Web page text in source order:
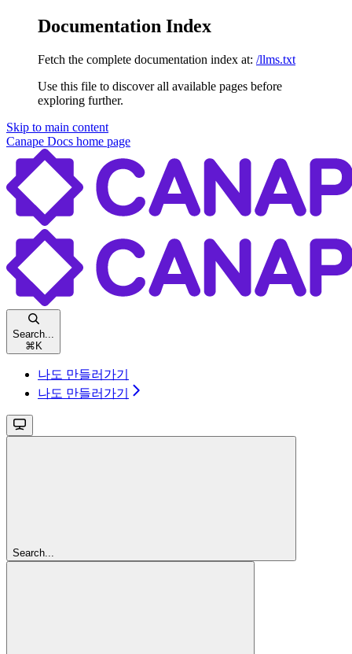
Documentation Index
Fetch the complete documentation index at: /llms.txt
Use this file to discover all available pages before
exploring further.
Skip to main content
Canape Docs home page
Search...
⌘ K
나도 만들러가기
나도 만들러가기
Search...